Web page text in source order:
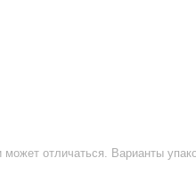
отличаться. Варианты